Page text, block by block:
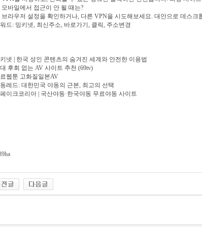
모바일에서 접근이 안 될 때는?
브라우저 설정을 확인하거나, 다른 VPN을 시도해보세요. 대안으로 데스크
드: 밍키넷, 최신주소, 바로가기, 클릭, 주소변경
넷 | 한국 성인 콘텐츠의 숨겨진 세계와 안전한 이용법
후회 없는 AV 사이트 추천 (69tv)
웹툰 고화질일본AV
레드: 대한민국 야동의 근본, 최고의 선택
이크코리아 | 국산야동·한국야동 무료야동 사이트